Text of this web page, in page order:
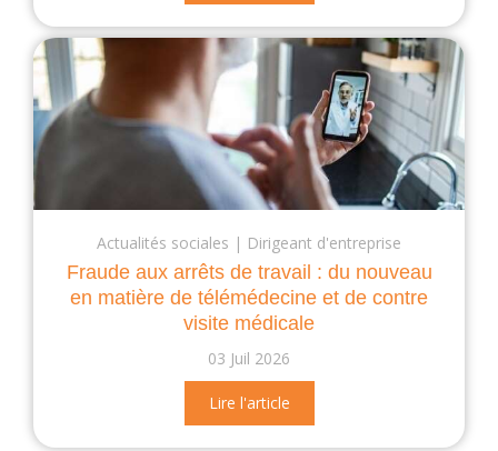
Actualités sociales Dirigeant d'entreprise
Fraude aux arrêts de travail : du nouveau
en matière de télémédecine et de contre
visite médicale
03 Juil 2026
Lire l'article